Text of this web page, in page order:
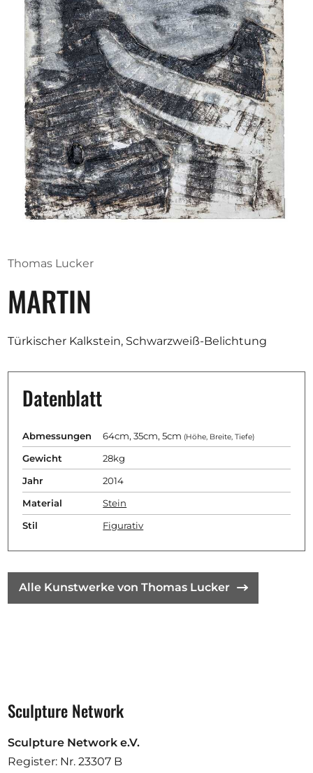
Ausschreibungen
Mitglied werden
Künstler:innen
Über uns
Spenden
Help
Kontakt
Thomas Lucker
MARTIN
Türkischer Kalkstein, Schwarzweiß-Belichtung
Datenblatt
Abmessungen 64cm, 35cm, 5cm (Höhe, Breite, Tiefe)
Gewicht 28kg
Jahr 2014
Material Stein
Stil Figurativ
Alle Kunstwerke von Thomas Lucker
Sculpture Network
Sculpture Network e.V.
Register: Nr. 23307 B